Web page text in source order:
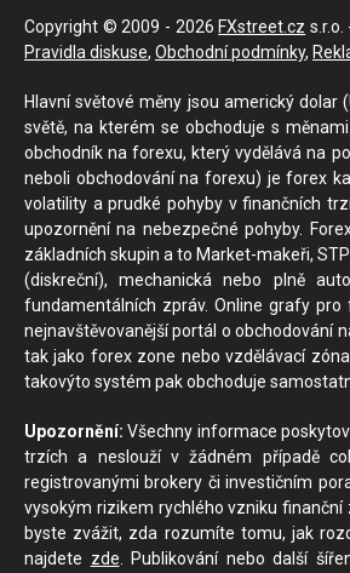
Copyright © 2009 - 2026 FXstreet.cz
Pravidla diskuse, Obchodní podmínky,
Hlavní světové měny jsou americký dolar
světě, na kterém se obchoduje s
obchodník na forexu, který vydělává na
neboli obchodování na forexu) je forex
volatility a prudké pohyby v finančních
upozornění na nebezpečné pohyby.
základních skupin a to Market-makeři,
(diskreční), mechanická nebo plně
fundamentálních zpráv. Online grafy
nejnavštěvovanější portál o obchodování
tak jako forex zone nebo vzdělávací
takovýto systém pak obchoduje
Upozornění: Všechny informace
trzích a neslouží v žádném případě
registrovanými brokery či investičním
vysokým rizikem rychlého vzniku
byste zvážit, zda rozumíte tomu, jak
najdete zde. Publikování nebo další